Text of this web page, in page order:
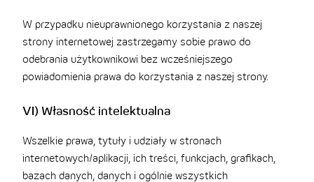
W przypadku nieuprawnionego korzystania z naszej
strony internetowej zastrzegamy sobie prawo do
odebrania użytkownikowi bez wcześniejszego
powiadomienia prawa do korzystania z naszej strony.
VI) Własność intelektualna
Wszelkie prawa, tytuły i udziały w stronach
internetowych/aplikacji, ich treści, funkcjach, grafikach,
bazach danych, danych i ogólnie wszystkich